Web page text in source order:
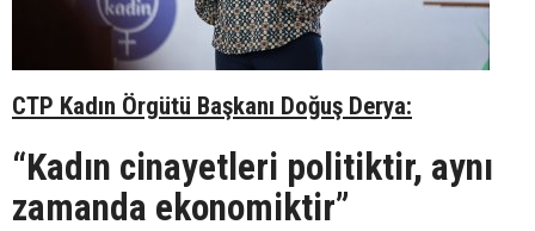
CTP Kadın Örgütü Başkanı Doğuş Derya:
“Kadın cinayetleri politiktir, aynı
zamanda ekonomiktir”